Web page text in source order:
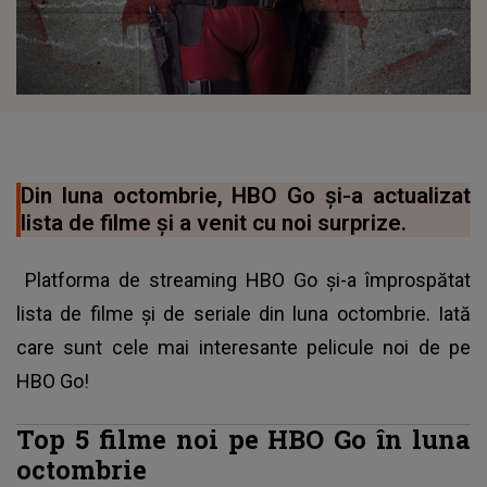
Din luna octombrie, HBO Go şi-a actualizat
lista de filme şi a venit cu noi surprize.
Platforma de streaming HBO Go şi-a împrospătat
lista de filme şi de seriale din luna octombrie. Iată
care sunt cele mai interesante pelicule noi de pe
HBO Go!
Top 5 filme noi pe HBO Go în luna
octombrie